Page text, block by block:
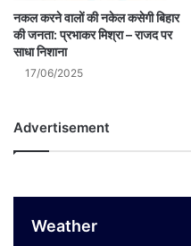
नकल करने वालों की नकेल कसेगी बिहार
की जनता: प्रभाकर मिश्रा – राजद पर
साधा निशाना
17/06/2025
Advertisement
Weather